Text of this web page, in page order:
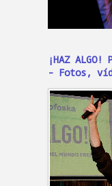
¡HAZ
- Fotos,